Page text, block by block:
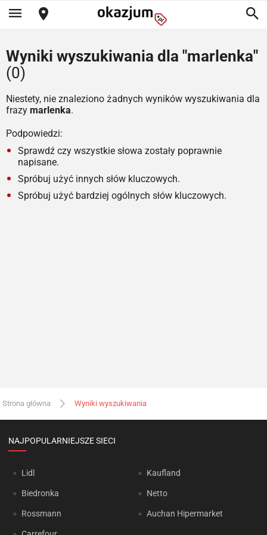
Wyniki wyszukiwania dla "marlenka"
(0)
Niestety, nie znaleziono żadnych wyników wyszukiwania dla
frazy marlenka.
Podpowiedzi:
Sprawdź czy wszystkie słowa zostały poprawnie
napisane.
Spróbuj użyć innych słów kluczowych.
Spróbuj użyć bardziej ogólnych słów kluczowych.
Strona główna Wyniki wyszukiwania
NAJPOPULARNIEJSZE SIECI
Lidl
Biedronka
Rossmann
Kaufland
Netto
Auchan Hipermarket